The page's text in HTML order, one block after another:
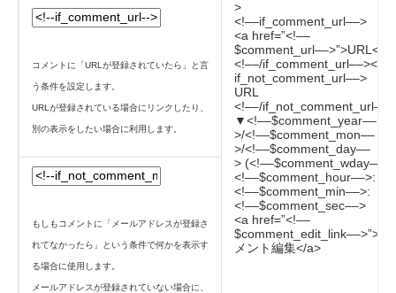
>
<!––if_comment_url––>
<a href=”<!––
$comment_url––>”>URL</a>
<!––/if_comment_url––><!––
if_not_comment_url––>
URL
<!––/if_not_comment_url––>
▼<!––$comment_year––
>/<!––$comment_mon––
>/<!––$comment_day––
> (<!––$comment_wday––>)
<!––$comment_hour––>:
<!––$comment_min––>:
<!––$comment_sec––>
<a href=”<!––
$comment_edit_link––>”>コ
メント編集</a>
コメントに「URLが登録されていたら」と言
う条件を設定します。
URLが登録されている場合にリンクしたり、
別の表示をしたい場合に利用します。
もしもコメントに「メールアドレスが登録さ
れてなかったら」という条件で何かを表示す
る場合に使用します。
メールアドレスが登録されていない場合に、